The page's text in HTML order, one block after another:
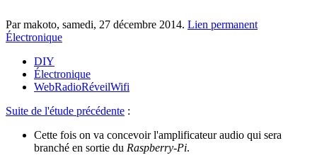
Par makoto, samedi, 27 décembre 2014. Lien permanent
Électronique
DIY
Électronique
WebRadioRéveilWifi
Suite de l'étude précédente :
Cette fois on va concevoir l'amplificateur audio qui sera
branché en sortie du Raspberry-Pi.